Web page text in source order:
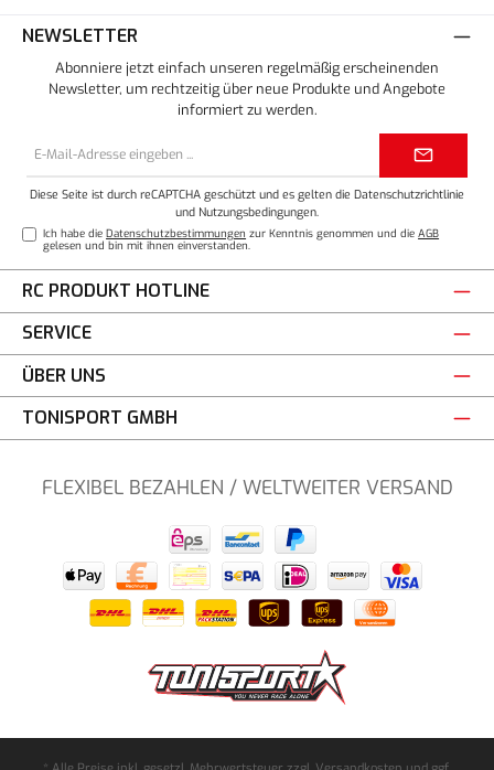
NEWSLETTER
Abonniere jetzt einfach unseren regelmäßig erscheinenden
Newsletter, um rechtzeitig über neue Produkte und Angebote
informiert zu werden.
Diese Seite ist durch reCAPTCHA geschützt und es gelten die Datenschutzrichtlinie
und Nutzungsbedingungen
Ich habe dieDatenschutzbestimmungen zur Kenntnis genommen und dieAGB
gelesen und bin mit ihnen einverstanden.
RC PRODUKT HOTLINE
SERVICE
ÜBER UNS
TONISPORT GMBH
FLEXIBEL BEZAHLEN / WELTWEITER VERSAND